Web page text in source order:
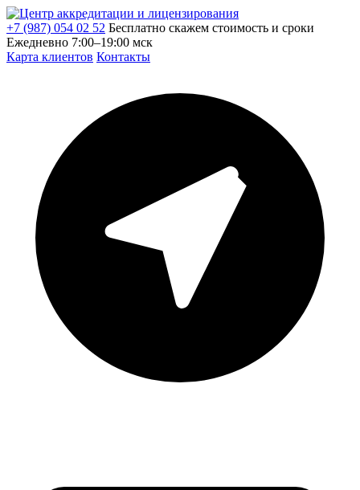
+7 (987) 054 02 52 Бесплатно скажем стоимость и сроки
Ежедневно 7:00–19:00 мск
Карта клиентов Контакты